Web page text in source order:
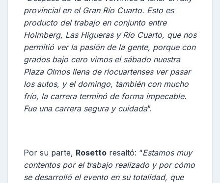
provincial en el Gran Río Cuarto. Esto es
producto del trabajo en conjunto entre
Holmberg, Las Higueras y Río Cuarto, que nos
permitió ver la pasión de la gente, porque con
grados bajo cero vimos el sábado nuestra
Plaza Olmos llena de riocuartenses ver pasar
los autos, y el domingo, también con mucho
frío, la carrera terminó de forma impecable.
Fue una carrera segura y cuidada”.
Por su parte, Rosetto resaltó: “Estamos muy
contentos por el trabajo realizado y por cómo
se desarrolló el evento en su totalidad, que